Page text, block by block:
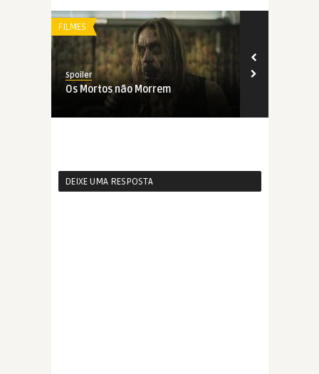
FILMES
Spoiler
Os Mortos não Morrem
DEIXE UMA RESPOSTA